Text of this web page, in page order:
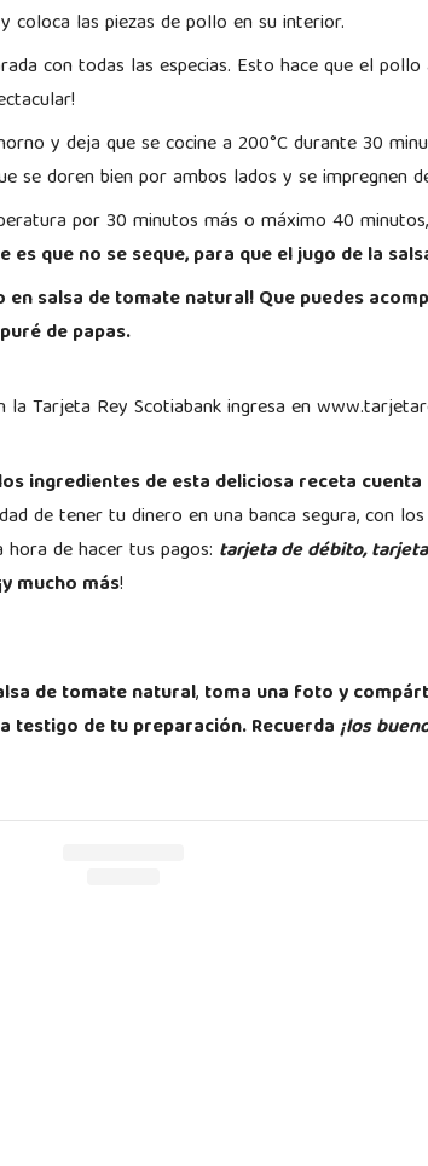
coloca las piezas de pollo en su interior.
con todas las especias. Esto hace que el
y deja que se cocine a 200°C durante 30
se doren bien por ambos lados y se impregnen
por 30 minutos más o máximo 40
es que no se seque, para que el jugo de la
salsa de tomate natural! Que puedes
de papas.
Tarjeta Rey Scotiabank ingresa en
ingredientes de esta deliciosa receta
de tener tu dinero en una banca segura, con
de hacer tus pagos: tarjeta de débito,
y mucho más!
de tomate natural, toma una foto y
testigo de tu preparación. Recuerda¡los